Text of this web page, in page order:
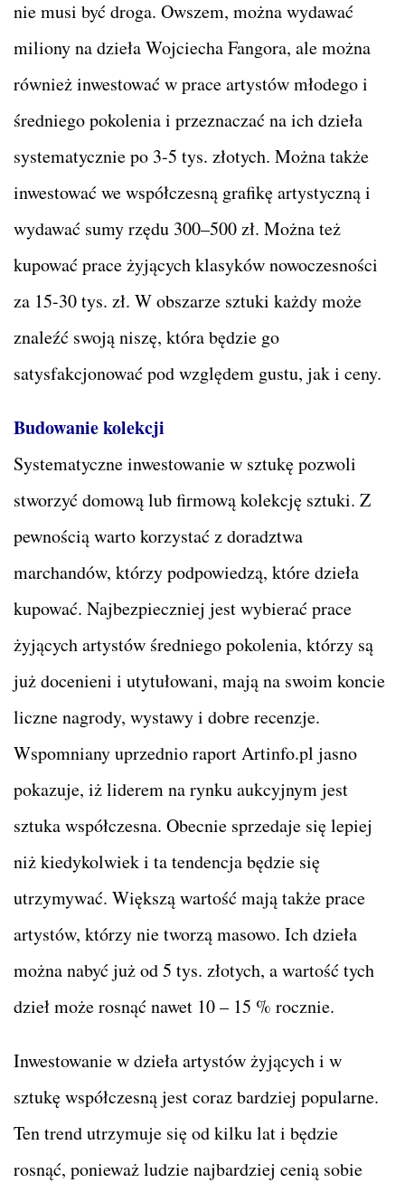
nie musi być droga. Owszem, można wydawać
miliony na dzieła Wojciecha Fangora, ale można
również inwestować w prace artystów młodego i
średniego pokolenia i przeznaczać na ich dzieła
systematycznie po 3-5 tys. złotych. Można także
inwestować we współczesną grafikę artystyczną i
wydawać sumy rzędu 300–500 zł. Można też
kupować prace żyjących klasyków nowoczesności
za 15-30 tys. zł. W obszarze sztuki każdy może
znaleźć swoją niszę, która będzie go
satysfakcjonować pod względem gustu, jak i ceny.
Budowanie kolekcji
Systematyczne inwestowanie w sztukę pozwoli
stworzyć domową lub firmową kolekcję sztuki. Z
pewnością warto korzystać z doradztwa
marchandów, którzy podpowiedzą, które dzieła
kupować. Najbezpieczniej jest wybierać prace
żyjących artystów średniego pokolenia, którzy są
już docenieni i utytułowani, mają na swoim koncie
liczne nagrody, wystawy i dobre recenzje.
Wspomniany uprzednio raport Artinfo.pl jasno
pokazuje, iż liderem na rynku aukcyjnym jest
sztuka współczesna. Obecnie sprzedaje się lepiej
niż kiedykolwiek i ta tendencja będzie się
utrzymywać. Większą wartość mają także prace
artystów, którzy nie tworzą masowo. Ich dzieła
można nabyć już od 5 tys. złotych, a wartość tych
dzieł może rosnąć nawet 10 – 15 % rocznie.
Inwestowanie w dzieła artystów żyjących i w
sztukę współczesną jest coraz bardziej popularne.
Ten trend utrzymuje się od kilku lat i będzie
rosnąć, ponieważ ludzie najbardziej cenią sobie